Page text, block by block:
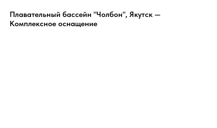
Плавательный бассейн "Чолбон", Якутск —
Комплексное оснащение